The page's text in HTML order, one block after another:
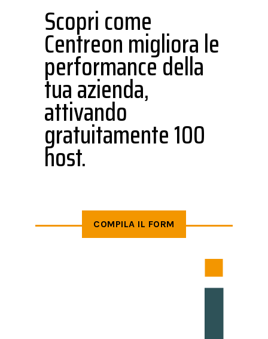
Scopri come
Centreon migliora le
performance della
tua azienda,
attivando
gratuitamente 100
host.
COMPILA IL FORM